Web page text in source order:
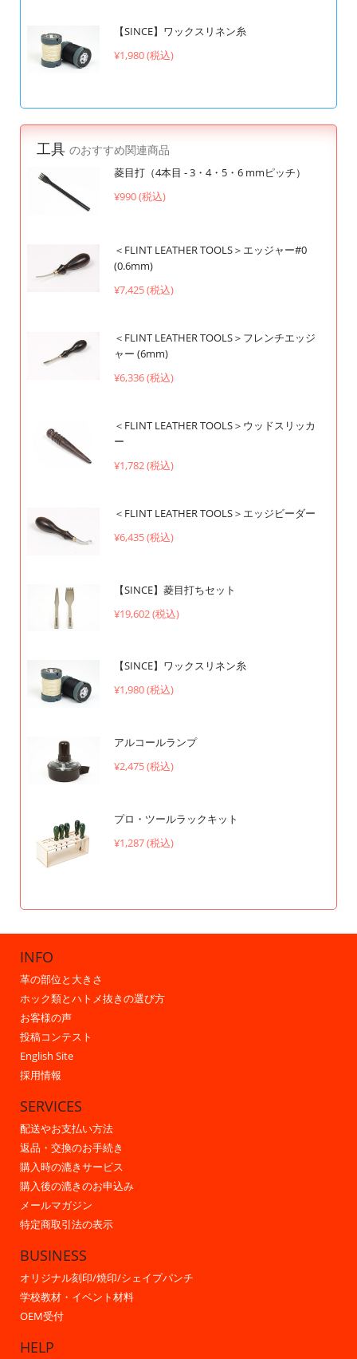
【SINCE】ワックスリネン糸
¥1,980 (税込)
工具 のおすすめ関連商品
菱目打（4本目 - 3・4・5・6 mmピッチ）
¥990 (税込)
＜FLINT LEATHER TOOLS＞エッジャー#0
(0.6mm)
¥7,425 (税込)
＜FLINT LEATHER TOOLS＞フレンチエッジ
ャー (6mm)
¥6,336 (税込)
＜FLINT LEATHER TOOLS＞ウッドスリッカ
ー
¥1,782 (税込)
＜FLINT LEATHER TOOLS＞エッジビーダー
¥6,435 (税込)
【SINCE】菱目打ちセット
¥19,602 (税込)
【SINCE】ワックスリネン糸
¥1,980 (税込)
アルコールランプ
¥2,475 (税込)
プロ・ツールラックキット
¥1,287 (税込)
INFO
革の部位と大きさ
ホック類とハトメ抜きの選び方
お客様の声
投稿コンテスト
English Site
採用情報
SERVICES
配送やお支払い方法
返品・交換のお手続き
購入時の漉きサービス
購入後の漉きのお申込み
メールマガジン
特定商取引法の表示
BUSINESS
オリジナル刻印/焼印/シェイプパンチ
学校教材・イベント材料
OEM受付
HELP